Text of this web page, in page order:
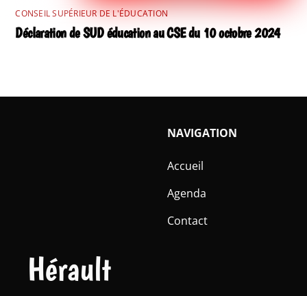
CONSEIL SUPÉRIEUR DE L'ÉDUCATION
Déclaration de SUD éducation au CSE du 10 octobre 2024
Hérault
NAVIGATION
Accueil
Agenda
Contact